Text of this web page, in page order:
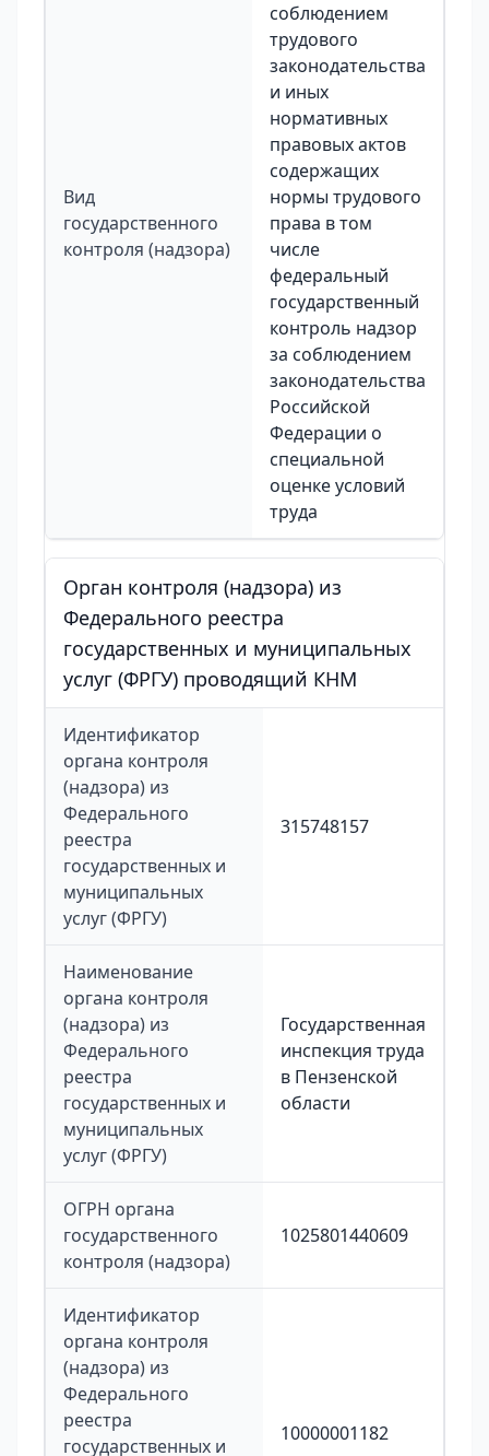
Вид
государственного
контроля (надзора)
соблюдением
трудового
законодательства
и иных
нормативных
правовых актов
содержащих
нормы трудового
права в том
числе
федеральный
государственный
контроль надзор
за соблюдением
законодательства
Российской
Федерации о
специальной
оценке условий
труда
Орган контроля (надзора) из
Федерального реестра
государственных и муниципальных
услуг (ФРГУ) проводящий КНМ
Идентификатор
органа контроля
(надзора) из
Федерального
реестра
государственных и
муниципальных
услуг (ФРГУ)
315748157
Наименование
органа контроля
(надзора) из
Федерального
реестра
государственных и
муниципальных
услуг (ФРГУ)
Государственная
инспекция труда
в Пензенской
области
ОГРН органа
государственного
контроля (надзора)
1025801440609
Идентификатор
органа контроля
(надзора) из
Федерального
реестра
государственных и
10000001182